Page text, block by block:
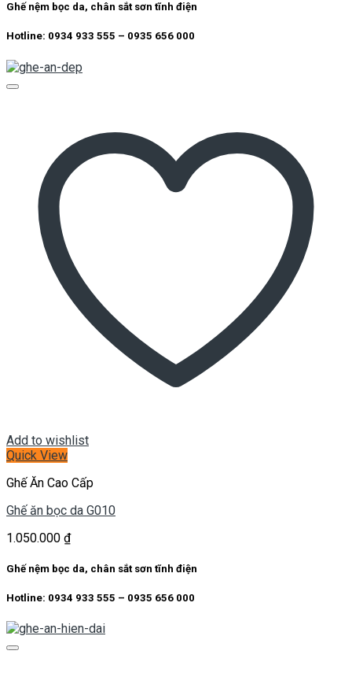
Ghế nệm bọc da, chân sắt sơn tĩnh điện
Hotline: 0934 933 555 – 0935 656 000
Add to wishlist
Quick View
Ghế Ăn Cao Cấp
Ghế ăn bọc da G010
1.050.000 ₫
Ghế nệm bọc da, chân sắt sơn tĩnh điện
Hotline: 0934 933 555 – 0935 656 000